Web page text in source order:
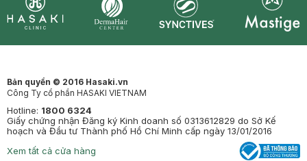
Bản quyền © 2016 Hasaki.vn
Công Ty cổ phần HASAKI VIETNAM
Hotline: 1800 6324
Giấy chứng nhận Đăng ký Kinh doanh số 0313612829 do Sở Kế
hoạch và Đầu tư Thành phố Hồ Chí Minh cấp ngày 13/01/2016
Xem tất cả cửa hàng